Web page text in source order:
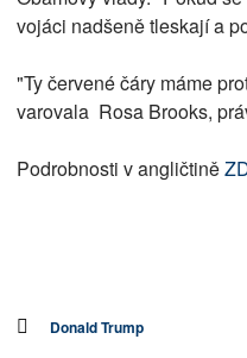
vojáci nadšeně tleskají a
"Ty červené čáry máme
varovala Rosa Brooks,
Podrobnosti v angličtině
Donald Trump